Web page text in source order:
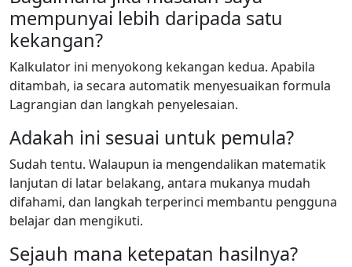
mempunyai lebih daripada satu
kekangan?
Kalkulator ini menyokong kekangan kedua. Apabila
ditambah, ia secara automatik menyesuaikan formula
Lagrangian dan langkah penyelesaian.
Adakah ini sesuai untuk pemula?
Sudah tentu. Walaupun ia mengendalikan matematik
lanjutan di latar belakang, antara mukanya mudah
difahami, dan langkah terperinci membantu pengguna
belajar dan mengikuti.
Sejauh mana ketepatan hasilnya?